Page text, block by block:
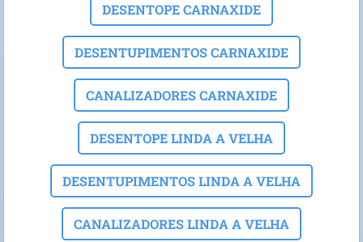
DESENTOPE CARNAXIDE
DESENTUPIMENTOS CARNAXIDE
CANALIZADORES CARNAXIDE
DESENTOPE LINDA A VELHA
DESENTUPIMENTOS LINDA A VELHA
CANALIZADORES LINDA A VELHA